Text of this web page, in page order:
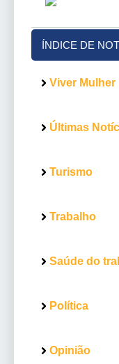
ÍNDICE DE
Viver Mulher
Últimas
Turismo
Trabalho
Saúde do
Política
Opinião